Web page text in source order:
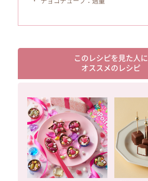
このレシピを見た人に
オススメのレシピ